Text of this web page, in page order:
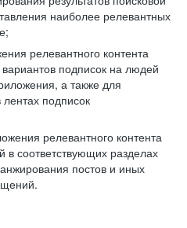
наиболее релевантных
релевантного контента
подписок на людей
а также для
подписок
релевантного контента
в соответствующих разделах
постов и иных